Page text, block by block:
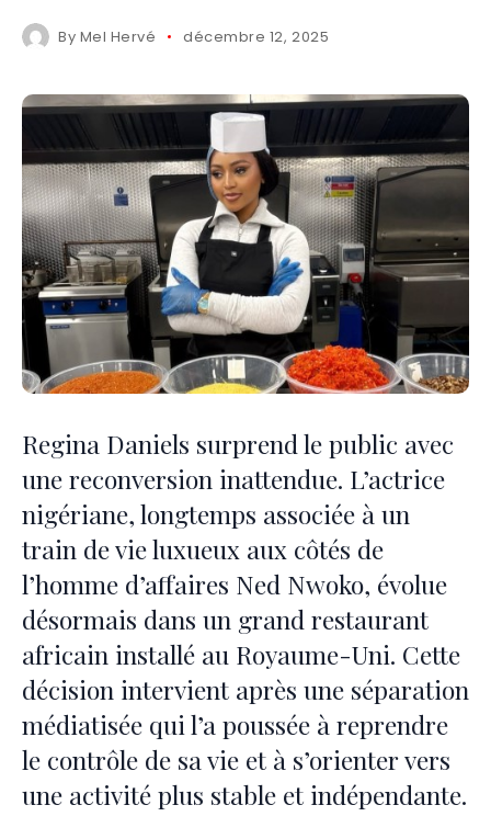
By Mel Hervé décembre 12, 2025
Regina Daniels surprend le public avec
une reconversion inattendue. L’actrice
nigériane, longtemps associée à un
train de vie luxueux aux côtés de
l’homme d’affaires Ned Nwoko, évolue
désormais dans un grand restaurant
africain installé au Royaume-Uni. Cette
décision intervient après une séparation
médiatisée qui l’a poussée à reprendre
le contrôle de sa vie et à s’orienter vers
une activité plus stable et indépendante.